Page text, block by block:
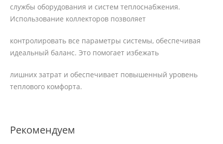
службы оборудования и систем теплоснабжения.
Использование коллекторов позволяет
контролировать все параметры системы, обеспечивая
идеальный баланс. Это помогает избежать
лишних затрат и обеспечивает повышенный уровень
теплового комфорта.
Рекомендуем